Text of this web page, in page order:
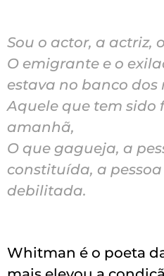
Sou o actor, a actriz,
O emigrante e o
estava no banco dos
Aquele que tem sido
amanhã,
O que gagueja, a
constituída, a
debilitada.
Whitman é o poeta